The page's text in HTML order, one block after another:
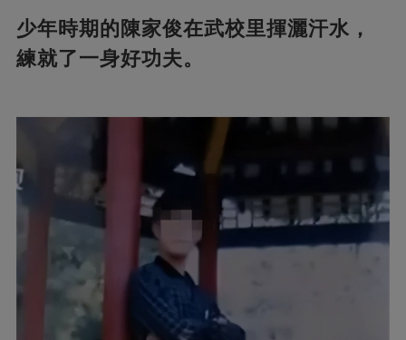
少年時期的陳家俊在武校里揮灑汗水，
練就了一身好功夫。